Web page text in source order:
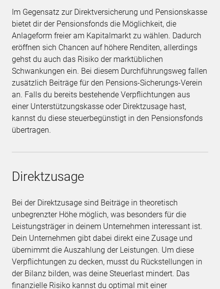
Im Gegensatz zur Direktversicherung und Pensionskasse
bietet dir der Pensionsfonds die Möglichkeit, die
Anlageform freier am Kapitalmarkt zu wählen. Dadurch
eröffnen sich Chancen auf höhere Renditen, allerdings
gehst du auch das Risiko der marktüblichen
Schwankungen ein. Bei diesem Durchführungsweg fallen
zusätzlich Beiträge für den Pensions-Sicherungs-Verein
an. Falls du bereits bestehende Verpflichtungen aus
einer Unterstützungskasse oder Direktzusage hast,
kannst du diese steuerbegünstigt in den Pensionsfonds
übertragen.
Direktzusage
Bei der Direktzusage sind Beiträge in theoretisch
unbegrenzter Höhe möglich, was besonders für die
Leistungsträger in deinem Unternehmen interessant ist.
Dein Unternehmen gibt dabei direkt eine Zusage und
übernimmt die Auszahlung der Leistungen. Um diese
Verpflichtungen zu decken, musst du Rückstellungen in
der Bilanz bilden, was deine Steuerlast mindert. Das
finanzielle Risiko kannst du optimal mit einer